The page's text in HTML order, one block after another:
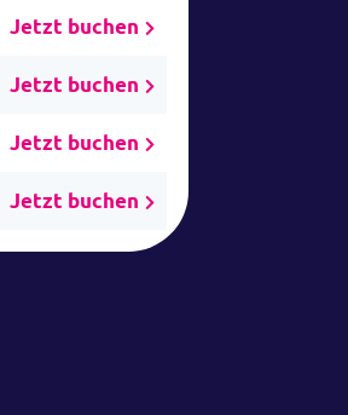
Jetzt buchen
Jetzt buchen
Jetzt buchen
Jetzt buchen